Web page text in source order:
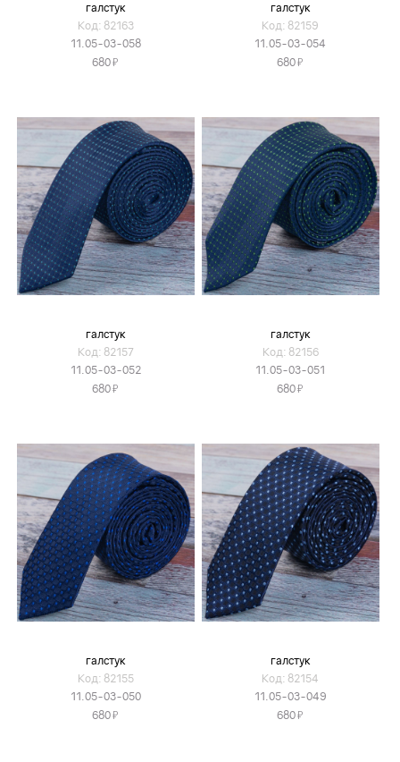
галстук
Код: 82163
11.05-03-058
680Я
галстук
Код: 82159
11.05-03-054
680Я
галстук
Код: 82157
11.05-03-052
680Я
галстук
Код: 82156
11.05-03-051
680Я
галстук
Код: 82155
11.05-03-050
680Я
галстук
Код: 82154
11.05-03-049
680Я